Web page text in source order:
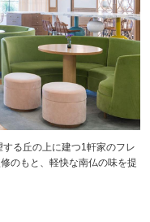
る丘の上に建つ1軒家のフレ
のもと、軽快な南仏の味を提